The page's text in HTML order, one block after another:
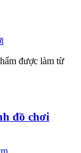
được làm từ
đồ chơi